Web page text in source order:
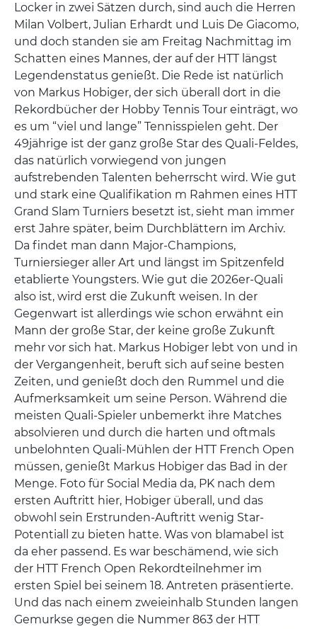
Locker in zwei Sätzen durch, sind auch die Herren
Milan Volbert, Julian Erhardt und Luis De Giacomo,
und doch standen sie am Freitag Nachmittag im
Schatten eines Mannes, der auf der HTT längst
Legendenstatus genießt. Die Rede ist natürlich
von Markus Hobiger, der sich überall dort in die
Rekordbücher der Hobby Tennis Tour einträgt, wo
es um “viel und lange” Tennisspielen geht. Der
49jährige ist der ganz große Star des Quali-Feldes,
das natürlich vorwiegend von jungen
aufstrebenden Talenten beherrscht wird. Wie gut
und stark eine Qualifikation m Rahmen eines HTT
Grand Slam Turniers besetzt ist, sieht man immer
erst Jahre später, beim Durchblättern im Archiv.
Da findet man dann Major-Champions,
Turniersieger aller Art und längst im Spitzenfeld
etablierte Youngsters. Wie gut die 2026er-Quali
also ist, wird erst die Zukunft weisen. In der
Gegenwart ist allerdings wie schon erwähnt ein
Mann der große Star, der keine große Zukunft
mehr vor sich hat. Markus Hobiger lebt von und in
der Vergangenheit, beruft sich auf seine besten
Zeiten, und genießt doch den Rummel und die
Aufmerksamkeit um seine Person. Während die
meisten Quali-Spieler unbemerkt ihre Matches
absolvieren und durch die harten und oftmals
unbelohnten Quali-Mühlen der HTT French Open
müssen, genießt Markus Hobiger das Bad in der
Menge. Foto für Social Media da, PK nach dem
ersten Auftritt hier, Hobiger überall, und das
obwohl sein Erstrunden-Auftritt wenig Star-
Potentiall zu bieten hatte. Was von blamabel ist
da eher passend. Es war beschämend, wie sich
der HTT French Open Rekordteilnehmer im
ersten Spiel bei seinem 18. Antreten präsentierte.
Und das nach einem zweieinhalb Stunden langen
Gemurkse gegen die Nummer 863 der HTT